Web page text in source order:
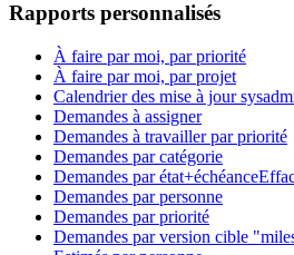
Rapports personnalisés
À faire par moi, par priorité
À faire par moi, par projet
Calendrier des mise à jour
Demandes à assigner
Demandes à travailler par priorité
Demandes par catégorie
Demandes par état+échéance
Demandes par personne
Demandes par priorité
Demandes par version cible